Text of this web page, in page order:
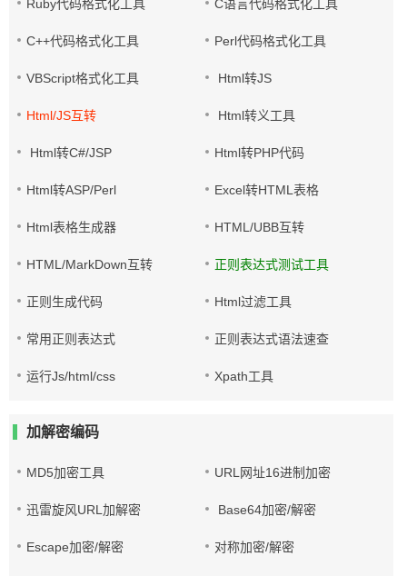
Ruby代码格式化工具 C语言代码格式化工具
C++代码格式化工具 Perl代码格式化工具
VBScript格式化工具 Html转JS
Html/JS互转 Html转义工具
Html转C#/JSP Html转PHP代码
Html转ASP/Perl Excel转HTML表格
Html表格生成器 HTML/UBB互转
HTML/MarkDown互转 正则表达式测试工具
正则生成代码 Html过滤工具
常用正则表达式 正则表达式语法速查
运行Js/html/css Xpath工具
加解密编码
MD5加密工具 URL网址16进制加密
迅雷旋风URL加解密 Base64加密/解密
Escape加密/解密 对称加密/解密